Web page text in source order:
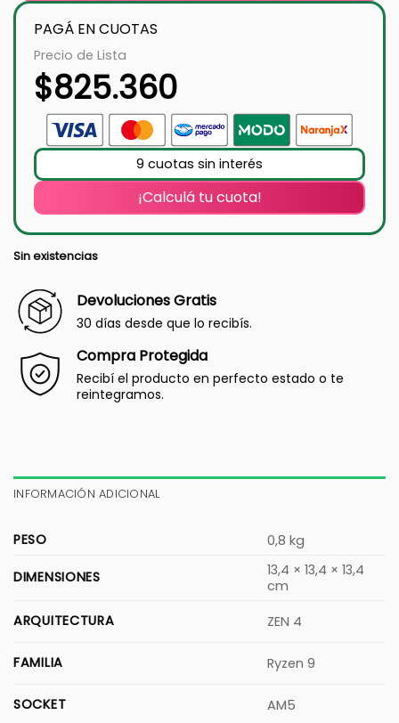
PAGÁ EN CUOTAS
Precio de Lista
$825.360
9 cuotas sin interés
¡Calculá tu cuota!
Sin existencias
Devoluciones Gratis
30 días desde que lo recibís.
Compra Protegida
Recibí el producto en perfecto estado o te
reintegramos.
INFORMACIÓN ADICIONAL
PESO 0,8 kg
DIMENSIONES
13,4 × 13,4 × 13,4
cm
ARQUITECTURA
ZEN 4
FAMILIA Ryzen 9
SOCKET AM5